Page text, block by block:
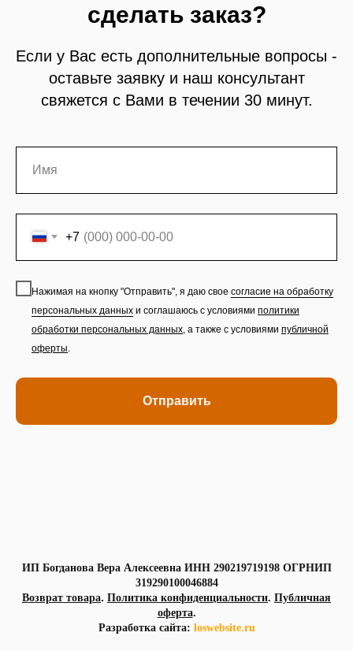
сделать заказ?
Если у Вас есть дополнительные вопросы -
оставьте заявку и наш консультант
свяжется с Вами в течении 30 минут.
+7
Нажимая на кнопку "Отправить", я даю свое согласие на обработку
персональных данных и соглашаюсь с условиями политики
обработки персональных данных, а также с условиями публичной
оферты.
Отправить
ИП Богданова Вера Алексеевна ИНН 290219719198 ОГРНИП
319290100046884
Возврат товара. Политика конфиденциальности. Публичная
оферта.
Разработка сайта: loswebsite.ru